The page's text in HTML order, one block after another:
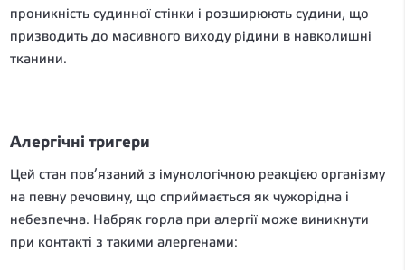
проникність судинної стінки і розширюють судини, що
призводить до масивного виходу рідини в навколишні
тканини.
Алергічні тригери
Цей стан пов’язаний з імунологічною реакцією організму
на певну речовину, що сприймається як чужорідна і
небезпечна. Набряк горла при алергії може виникнути
при контакті з такими алергенами: